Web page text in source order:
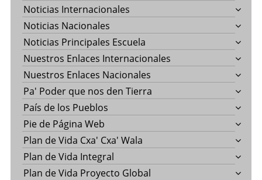
Noticias Internacionales
Noticias Nacionales
Noticias Principales Escuela
Nuestros Enlaces Internacionales
Nuestros Enlaces Nacionales
Pa' Poder que nos den Tierra
País de los Pueblos
Pie de Página Web
Plan de Vida Cxa' Cxa' Wala
Plan de Vida Integral
Plan de Vida Proyecto Global